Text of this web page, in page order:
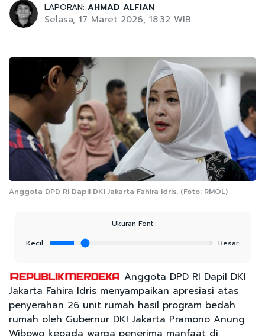
LAPORAN: AHMAD ALFIAN
Selasa, 17 Maret 2026, 18:32 WIB
Anggota DPD RI Dapil DKI Jakarta Fahira Idris. (Foto: RMOL)
Ukuran Font
Kecil
Besar
Anggota DPD RI Dapil DKI
Jakarta Fahira Idris menyampaikan apresiasi atas
penyerahan 26 unit rumah hasil program bedah
rumah oleh Gubernur DKI Jakarta Pramono Anung